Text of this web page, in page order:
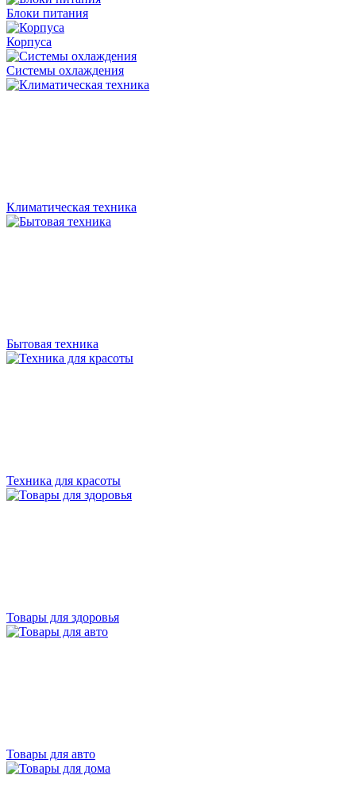
Блоки питания
Корпуса
Системы охлаждения
Климатическая техника
Бытовая техника
Техника для красоты
Товары для здоровья
Товары для авто